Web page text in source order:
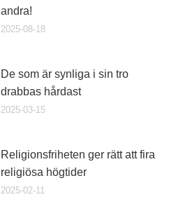
andra!
2025-08-18
De som är synliga i sin tro
drabbas hårdast
2025-03-15
Religionsfriheten ger rätt att fira
religiösa högtider
2025-02-11